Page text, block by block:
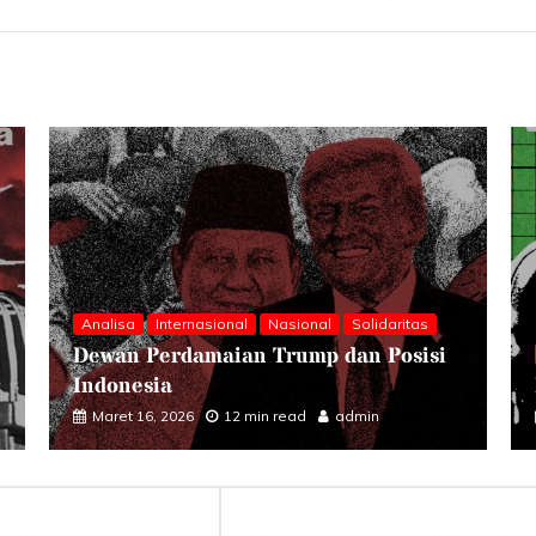
Analisa Nasional Sumbangan Analisa
Dari Barak ke Urusan Sipil
Februari 17, 2026 11 min read